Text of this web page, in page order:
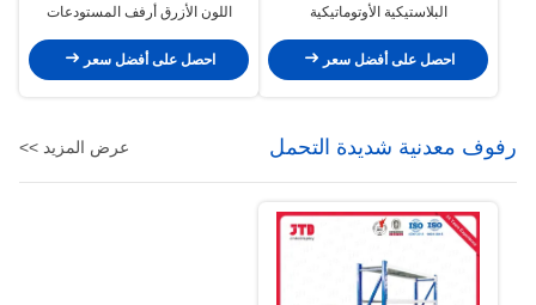
البلاستيكية الأوتوماتيكية
احصل على أفضل سعر
اللون الأزرق أرفف المستودعات
احصل على أفضل سعر
رفوف معدنية شديدة التحمل عرض المزيد >>